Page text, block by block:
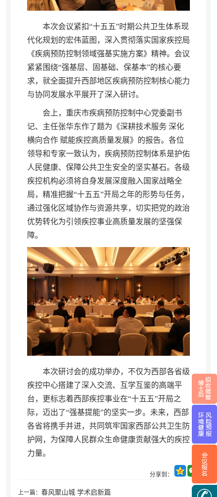
本次会议紧扣“十五五”时期公共卫生体系现
代化规划的宏伟蓝图 ， 深入贯彻落实国家疾控局
《疾病预防控制领域强基实施方案》精神。会议
紧紧围绕“强基层、固基础、保基本”的核心要
求， 就全面提升西部地区疾病预防控制核心能力
与协同发展水平展开了深入研讨。
会上 ， 重庆市疾病预防控制中心党委副书
记、主任张华东作了题为《深耕技术服务 深化
横向合作 赋能疾控高质量发展》的报告。各位
领导和专家一致认为， 疾病预防控制体系是护佑
人民健康、保障公共卫生安全的坚实基石。各级
疾控机构必须将自身发展深度融入国家战略全
局， 精准把握“十五五”开局之年的形势与任务，
通过强化区域协作与资源共享， 切实把党的政治
优势转化为引领疾控事业高质量发展的坚强保
障。
本次研讨会的成功举办， 不仅为西部各省级
疾控中心搭建了深入交流、互学互鉴的高端平
台，更标志着西部疾控事业在“十五五”开局之
际， 迈出了“强基提能”的坚实一步。未来， 西部
各省将携手并进，共同筑牢国家西部公共卫生防
护网 ， 为保障人民群众生命健康贡献强大的疾控
力量。
分享到：
上一篇： 春风聚山城 学术启新篇